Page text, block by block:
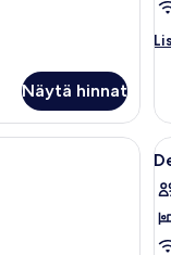
Näytä hinnat
josta avautuu
jossa on sänky,